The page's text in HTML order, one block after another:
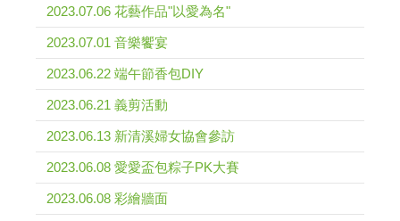
2023.07.06 花藝作品"以愛為名"
2023.07.01 音樂饗宴
2023.06.22 端午節香包DIY
2023.06.21 義剪活動
2023.06.13 新清溪婦女協會參訪
2023.06.08 愛愛盃包粽子PK大賽
2023.06.08 彩繪牆面